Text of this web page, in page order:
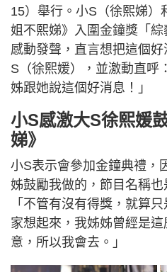
15）舉行。小S（徐熙娣）
姐不熙娣》入圍金鐘獎「
感動發聲，直言想把這個
S（徐熙媛），並激動直呼
姊跟她說這個好消息！」
小S感激大S徐熙媛
娣》
小S表示會參加金鐘典禮，
姊鼓勵我做的，節目名稱也
「不管有沒有得獎，就算
家想起來，我姊姊曾經是
意，所以我會去。」